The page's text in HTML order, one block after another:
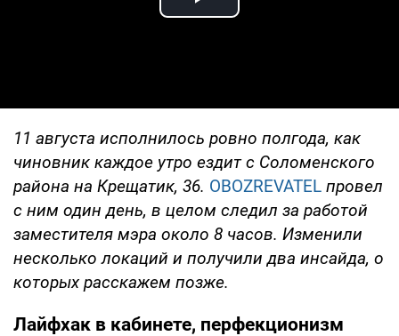
Play Video
11 августа исполнилось ровно полгода, как
чиновник каждое утро ездит с Соломенского
района на Крещатик, 36. OBOZREVATEL провел
с ним один день, в целом следил за работой
заместителя мэра около 8 часов. Изменили
несколько локаций и получили два инсайда, о
которых расскажем позже.
Лайфхак в кабинете, перфекционизм